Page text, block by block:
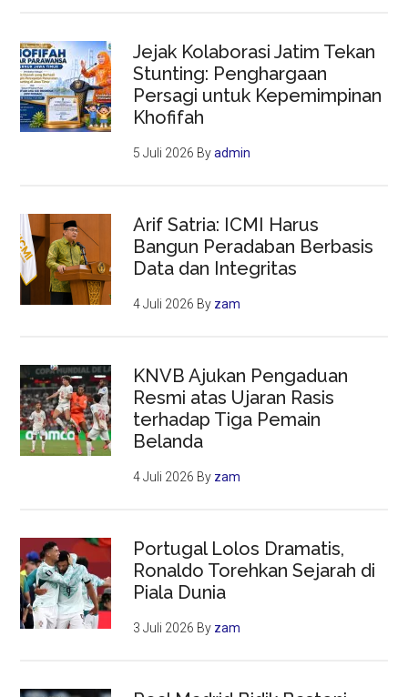
Jejak Kolaborasi Jatim Tekan
Stunting: Penghargaan
Persagi untuk Kepemimpinan
Khofifah
5 Juli 2026 Byadmin
Arif Satria: ICMI Harus
Bangun Peradaban Berbasis
Data dan Integritas
4 Juli 2026 By zam
KNVB Ajukan Pengaduan
Resmi atas Ujaran Rasis
terhadap Tiga Pemain
Belanda
4 Juli 2026 By zam
Portugal Lolos Dramatis,
Ronaldo Torehkan Sejarah di
Piala Dunia
3 Juli 2026 By zam